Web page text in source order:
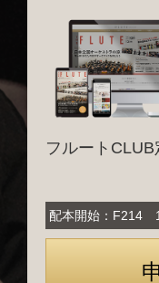
フルートCLUB
配本開始：F214